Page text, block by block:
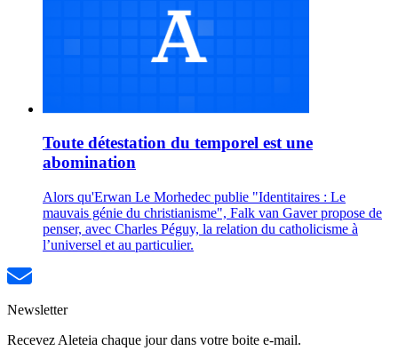
Toute détestation du temporel est une
abomination
Alors qu'Erwan Le Morhedec publie "Identitaires : Le
mauvais génie du christianisme", Falk van Gaver propose de
penser, avec Charles Péguy, la relation du catholicisme à
l’universel et au particulier.
Newsletter
Recevez Aleteia chaque jour dans votre boite e-mail.